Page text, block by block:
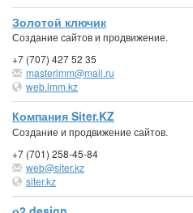
Золотой ключик
Создание сайтов и продвижение.
+7 (707) 427 52 35
masterlmm@mail.ru
web.lmm.kz
Компания Siter.KZ
Создание и продвижение сайтов.
+7 (701) 258-45-84
web@siter.kz
siter.kz